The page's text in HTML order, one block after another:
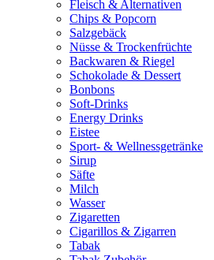
Fleisch & Alternativen
Chips & Popcorn
Salzgebäck
Nüsse & Trockenfrüchte
Backwaren & Riegel
Schokolade & Dessert
Bonbons
Soft-Drinks
Energy Drinks
Eistee
Sport- & Wellnessgetränke
Sirup
Säfte
Milch
Wasser
Zigaretten
Cigarillos & Zigarren
Tabak